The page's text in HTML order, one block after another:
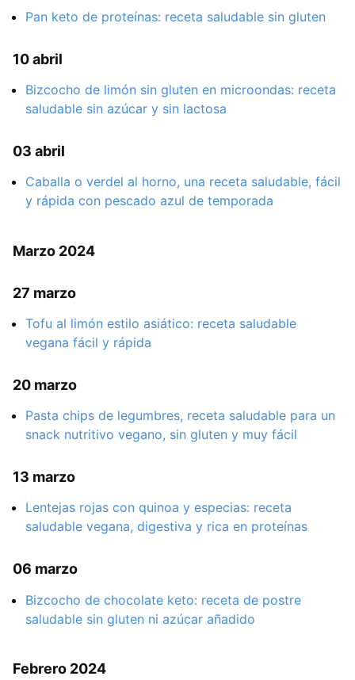
Pan keto de proteínas: receta saludable sin gluten
10 abril
Bizcocho de limón sin gluten en microondas: receta
saludable sin azúcar y sin lactosa
03 abril
Caballa o verdel al horno, una receta saludable, fácil
y rápida con pescado azul de temporada
Marzo 2024
27 marzo
Tofu al limón estilo asiático: receta saludable
vegana fácil y rápida
20 marzo
Pasta chips de legumbres, receta saludable para un
snack nutritivo vegano, sin gluten y muy fácil
13 marzo
Lentejas rojas con quinoa y especias: receta
saludable vegana, digestiva y rica en proteínas
06 marzo
Bizcocho de chocolate keto: receta de postre
saludable sin gluten ni azúcar añadido
Febrero 2024